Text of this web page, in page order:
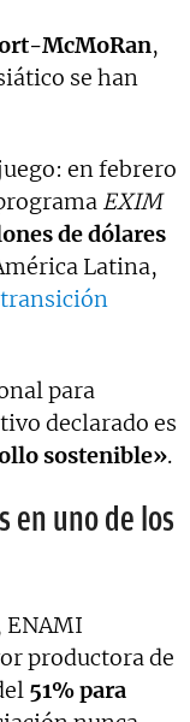
McMoRan,
se han
en febrero
EXIM
de dólares
Latina,
transición
para
declarado es
sostenible».
en uno de los
ENAMI
productora de
51% para